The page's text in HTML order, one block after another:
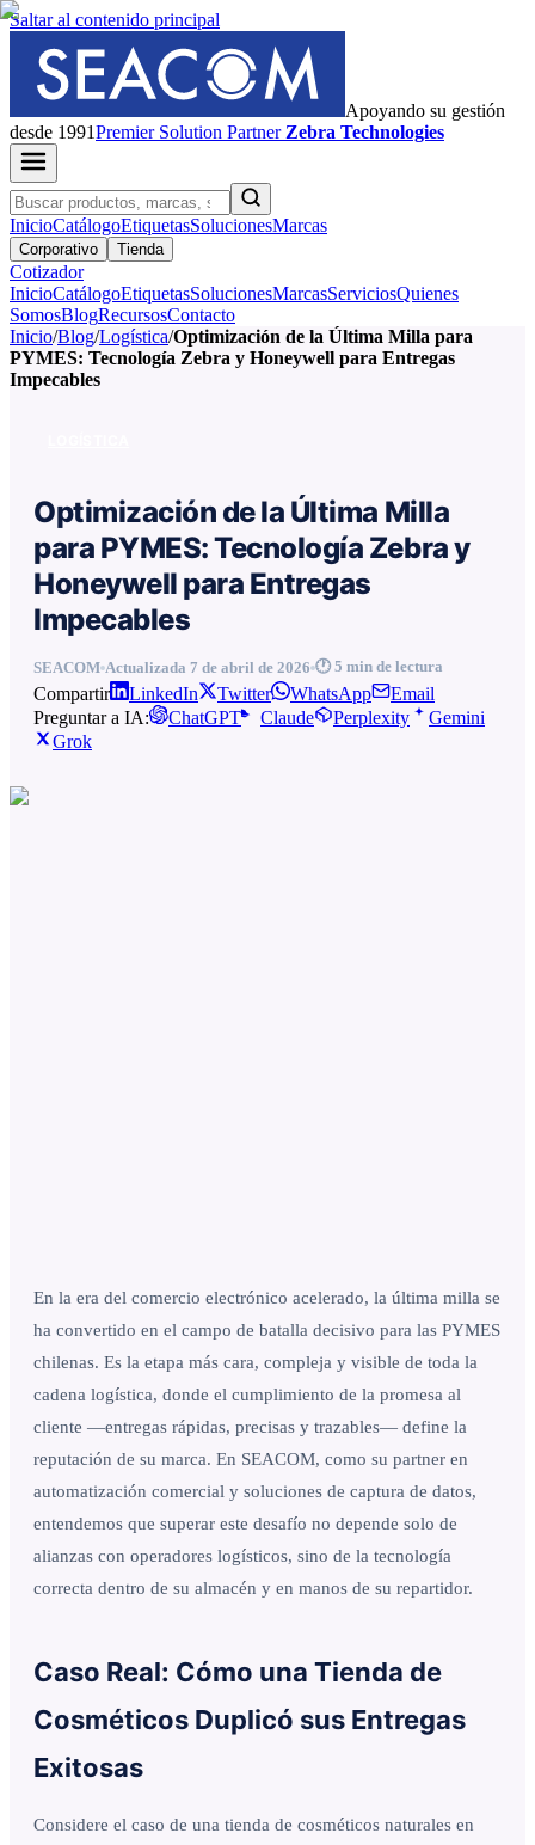
Saltar al contenido principal
Apoyando su gestión
desde 1991PremierSolution Partner Zebra Technologies
InicioCatálogoEtiquetasSolucionesMarcas
Corporativo Tienda
Cotizador
InicioCatálogoEtiquetasSolucionesMarcasServiciosQuienes
SomosBlogRecursosContacto
Inicio/Blog/Logística/Optimización de la Última Milla para
PYMES: Tecnología Zebra y Honeywell para Entregas
Impecables
Optimización de la Última Milla
para PYMES: Tecnología Zebra y
Honeywell para Entregas
Impecables
SEACOM Actualizada 7 de abril de 2026 🕐 5 min de lectura
Compartir LinkedIn Twitter WhatsApp
Email
Preguntar a IA:
ChatGPT Claude Perplexity
Gemini
Grok
En la era del comercio electrónico acelerado, la última milla se
ha convertido en el campo de batalla decisivo para las PYMES
chilenas. Es la etapa más cara, compleja y visible de toda la
cadena logística, donde el cumplimiento de la promesa al
cliente —entregas rápidas, precisas y trazables— define la
reputación de su marca. En SEACOM, como su partner en
automatización comercial y soluciones de captura de datos,
entendemos que superar este desafío no depende solo de
alianzas con operadores logísticos, sino de la tecnología
correcta dentro de su almacén y en manos de su repartidor.
Caso Real: Cómo una Tienda de
Cosméticos Duplicó sus Entregas
Exitosas
Considere el caso de una tienda de cosméticos naturales en